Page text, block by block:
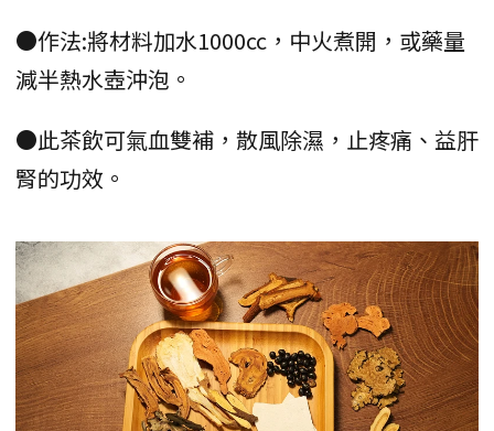
●作法:將材料加水1000cc，中火煮開，或藥量
減半熱水壺沖泡。
●此茶飲可氣血雙補，散風除濕，止疼痛、益肝
腎的功效。